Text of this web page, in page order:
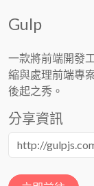
Gulp
一款將前端開發
縮與處理前端專
後起之秀。
分享資訊